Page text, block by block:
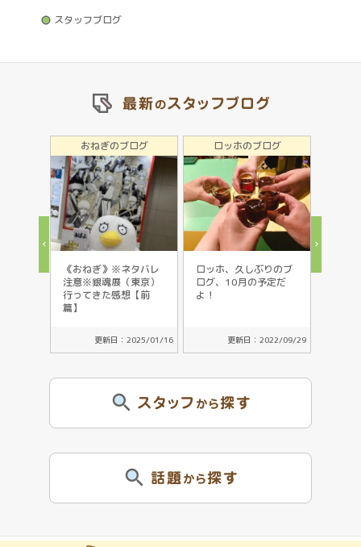
スタッフブログ
最新 の スタッフブログ
おねぎのブログ
《おねぎ》※ネタバレ
注意※銀魂展（東京）
行ってきた感想【前
篇】
更新日：2025/01/16
ロッホのブログ
ロッホ、久しぶりのブ
ログ、10月の予定だ
よ！
更新日：2022/09/29
スタッフ から探す
話題 から探す